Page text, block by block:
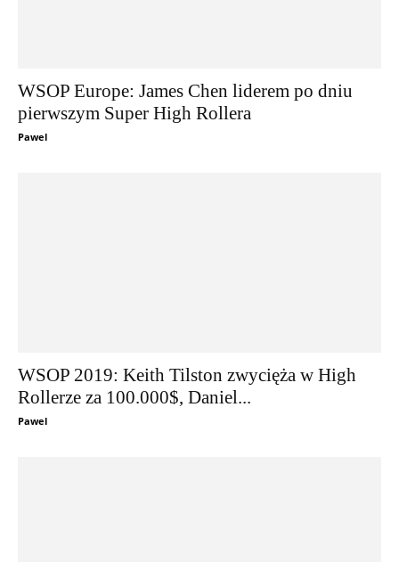
WSOP Europe: James Chen liderem po dniu
pierwszym Super High Rollera
Pawel
WSOP 2019: Keith Tilston zwycięża w High
Rollerze za 100.000$, Daniel...
Pawel